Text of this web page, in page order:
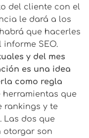
del cliente con el
le dará a los
que hacerles
SEO.
y del mes
es una idea
como regla
herramientas que
rankings y te
Las dos que
otorgar son